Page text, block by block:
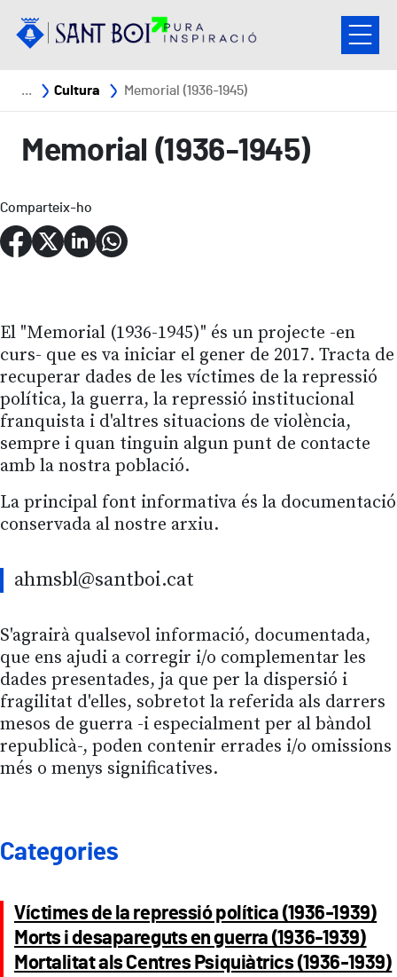
Fil d'ariadna
Cultura Memorial (1936-1945)
Memorial (1936-1945)
Comparteix-ho
El "Memorial (1936-1945)" és un projecte -en
curs- que es va iniciar el gener de 2017. Tracta de
recuperar dades de les víctimes de la repressió
política, la guerra, la repressió institucional
franquista i d'altres situacions de violència,
sempre i quan tinguin algun punt de contacte
amb la nostra població.
La principal font informativa és la documentació
conservada al nostre arxiu.
ahmsbl@santboi.cat
S'agrairà qualsevol informació, documentada,
que ens ajudi a corregir i/o complementar les
dades presentades, ja que per la dispersió i
fragilitat d'elles, sobretot la referida als darrers
mesos de guerra -i especialment per al bàndol
republicà-, poden contenir errades i/o omissions
més o menys significatives.
Categories
Víctimes de la repressió política (1936-1939)
Morts i desapareguts en guerra (1936-1939)
Mortalitat als Centres Psiquiàtrics (1936-1939)